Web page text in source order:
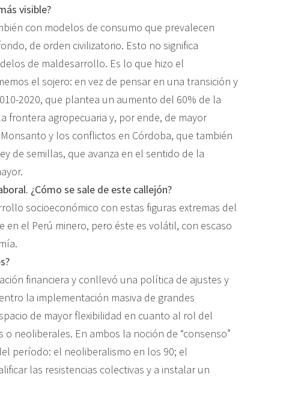
visible?
con modelos de consumo que prevalecen
de orden civilizatorio. Esto no significa
de maldesarrollo. Es lo que hizo el
el sojero: en vez de pensar en una transición y
2020, que plantea un aumento del 60% de la
frontera agropecuaria y, por ende, de mayor
y los conflictos en Córdoba, que también
de semillas, que avanza en el sentido de la
¿Cómo se sale de este callejón?
socioeconómico con estas figuras extremas del
en el Perú minero, pero éste es volátil, con escaso
financiera y conllevó una política de ajustes y
la implementación masiva de grandes
de mayor flexibilidad en cuanto al rol del
neoliberales. En ambos la noción de “consenso”
período: el neoliberalismo en los 90; el
las resistencias colectivas y a instalar un